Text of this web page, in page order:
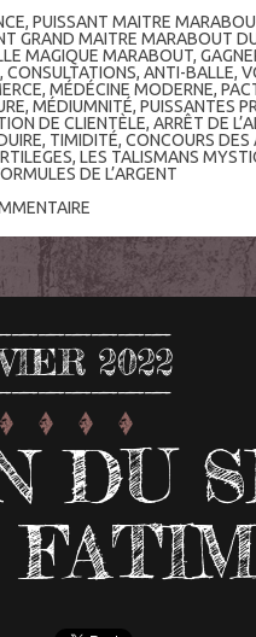
,PUISSANT MAITRE
GRAND MAITRE MARABOUT
MAGIQUE MARABOUT,
,CONSULTATIONS,ANTI-BALLE,
,MÉDÉCINE MODERNE,
,MÉDIUMNITÉ,PUISSANTES
DE CLIENTÈLE,ARRÊT DE
, TIMIDITÉ, CONCOURS
,LES TALISMANS
DE L’ARGENT
2022
DU